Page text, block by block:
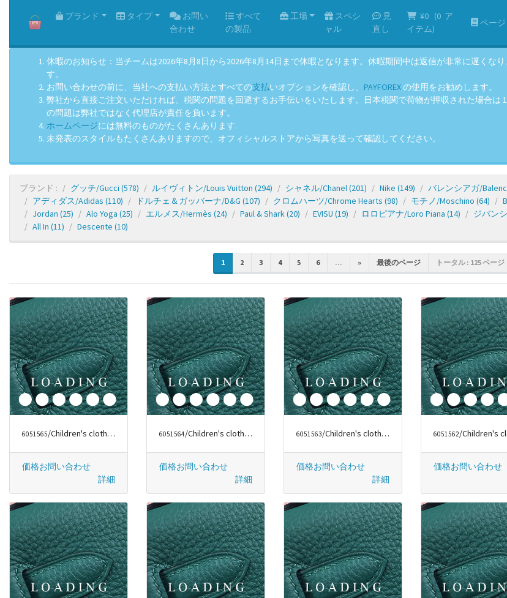
HOME
ブランド タイプ
お問い
合わせ
すべて
の製品
工場
スペシ
ャル
見
直し
¥0 (0 ア
イテム)
ページ
休暇のお知らせ：当チームは2026年8月8日から2026年8月14日まで休暇となります。休暇期間中は返信が非常に遅くな
す。
お問い合わせの前に、当社への支払い方法とすべての支払いオプションを確認し、 PAYFOREXの使用をお勧めします。
弊社から直接ご注文いただければ、税関の問題を回避するお手伝いをいたします。日本税関で荷物が押収された場合は
の問題は弊社ではなく代理店が責任を負います。
ホームページには無料のものがたくさんあります.
未発表のスタイルもたくさんありますので、オフィシャルストアから写真を送って確認してください。
ブランド : グッチ/Gucci (578) ルイヴィトン/Louis Vuitton (294) シャネル/Chanel(201) Nike (149) バレンシアガ/
アディダス/Adidas (110) ドルチェ＆ガッバーナ/D&G (107) クロムハーツ/Chrome Hearts (98) モチノ/Moschino (64)
Jordan (25) Alo Yoga (25) エルメス/Hermès (24) Paul & Shark(20) EVISU (19) ロロピアナ/Loro Piana (14) ジバン
All In (11) Descente (10)
1 2 3 4 5 6 ... » 最後のページ トータル : 125 ペー
6051565/Children's clothes から バーバリー/BURBERRY
価格お問い合わせ
詳細
6051564/Children's clothes から ファッションラグジュアリー
価格お問い合わせ
詳細
6051563/Children's clothes から バーバリー/BURBERRY
価格お問い合わせ
詳細
6051562/Children's clothes から バーバリー/
価格お問い合わせ